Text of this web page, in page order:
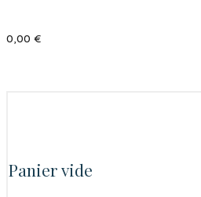
0,00 €
Panier vide